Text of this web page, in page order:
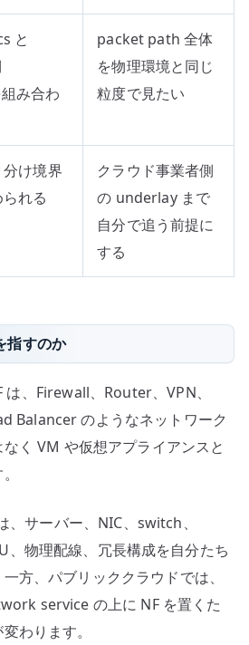
と
み合わ
packet path 全体
を物理環境と同じ
粒度で見たい
け境界
れる
クラウド事業者側
の underlay まで
自分で追う前提に
する
指すのか
は、Firewall、Router、VPN、
Balancer のようなネットワーク
く VM や仮想アプライアンスと
、サーバー、NIC、switch、
物理配線、冗長構成を自分たち
方、パブリッククラウドでは、
service の上に NF を置くた
わります。